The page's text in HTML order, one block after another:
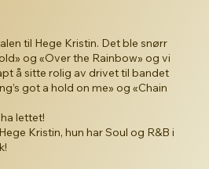
til Hege Kristin. Det ble snørr
og «Over the Rainbow» og vi
å sitte rolig av drivet til bandet
got a hold on me» og «Chain
lettet!
Kristin, hun har Soul og R&B i